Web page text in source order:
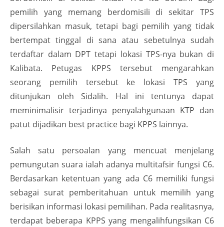
pemilih yang memang berdomisili di sekitar TPS
dipersilahkan masuk, tetapi bagi pemilih yang tidak
bertempat tinggal di sana atau sebetulnya sudah
terdaftar dalam DPT tetapi lokasi TPS-nya bukan di
Kalibata. Petugas KPPS tersebut mengarahkan
seorang pemilih tersebut ke lokasi TPS yang
ditunjukan oleh Sidalih. Hal ini tentunya dapat
meminimalisir terjadinya penyalahgunaan KTP dan
patut dijadikan best practice bagi KPPS lainnya.
Salah satu persoalan yang mencuat menjelang
pemungutan suara ialah adanya multitafsir fungsi C6.
Berdasarkan ketentuan yang ada C6 memiliki fungsi
sebagai surat pemberitahuan untuk memilih yang
berisikan informasi lokasi pemilihan. Pada realitasnya,
terdapat beberapa KPPS yang mengalihfungsikan C6